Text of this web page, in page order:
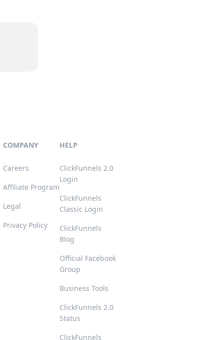
COMPANY
Careers
Affiliate Program
Legal
Privacy Policy
HELP
ClickFunnels 2.0
Login
ClickFunnels
Classic Login
ClickFunnels
Blog
Official Facebook
Group
Business Tools
ClickFunnels 2.0
Status
ClickFunnels